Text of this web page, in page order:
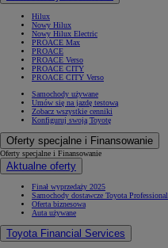
Hilux
Nowy Hilux
Nowy Hilux Electric
PROACE Max
PROACE
PROACE Verso
PROACE CITY
PROACE CITY Verso
Samochody używane
Umów się na jazdę testową
Zobacz wszystkie cenniki
Konfiguruj swoją Toyotę
Oferty specjalne i Finansowanie
Oferty specjalne i Finansowanie
Aktualne oferty
Finał wyprzedaży 2025
Samochody dostawcze Toyota Professional
Oferta biznesowa
Auta używane
Toyota Financial Services